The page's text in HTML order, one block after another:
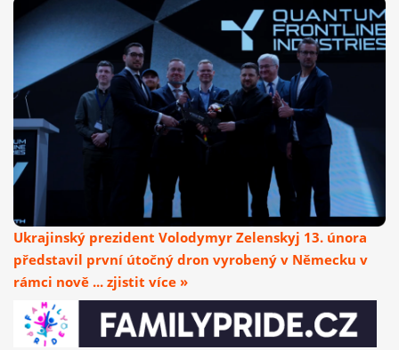
Ukrajinský prezident Volodymyr Zelenskyj 13. února
představil první útočný dron vyrobený v Německu v
rámci nově ... zjistit více »